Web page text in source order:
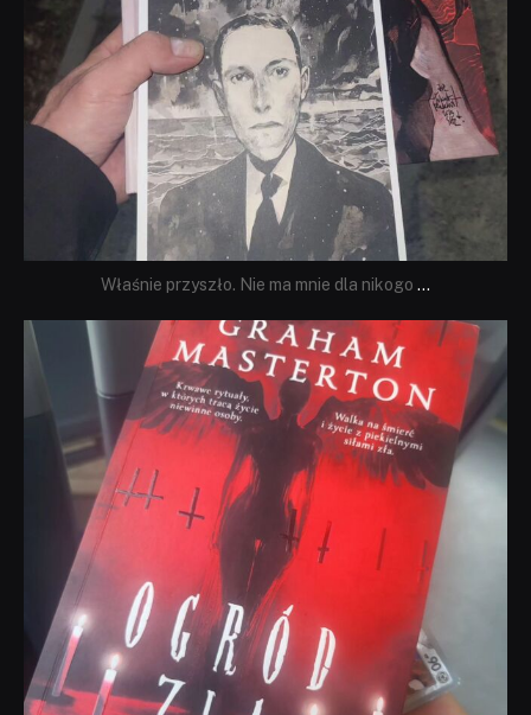
Właśnie przyszło. Nie ma mnie dla nikogo ...
dobryhorror
Sie 23